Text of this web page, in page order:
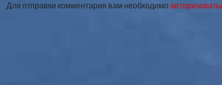
Для отправки комментария вам необходимо